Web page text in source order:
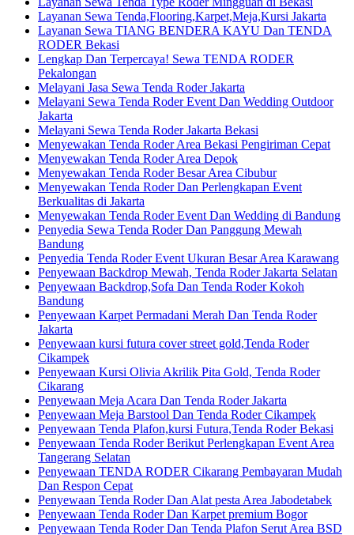
Layanan Sewa Tenda,Flooring,Karpet,Meja,Kursi Jakarta
Layanan Sewa TIANG BENDERA KAYU Dan TENDA
RODER Bekasi
Lengkap Dan Terpercaya! Sewa TENDA RODER
Pekalongan
Melayani Jasa Sewa Tenda Roder Jakarta
Melayani Sewa Tenda Roder Event Dan Wedding Outdoor
Jakarta
Melayani Sewa Tenda Roder Jakarta Bekasi
Menyewakan Tenda Roder Area Bekasi Pengiriman Cepat
Menyewakan Tenda Roder Area Depok
Menyewakan Tenda Roder Besar Area Cibubur
Menyewakan Tenda Roder Dan Perlengkapan Event
Berkualitas di Jakarta
Menyewakan Tenda Roder Event Dan Wedding di Bandung
Penyedia Sewa Tenda Roder Dan Panggung Mewah
Bandung
Penyedia Tenda Roder Event Ukuran Besar Area Karawang
Penyewaan Backdrop Mewah, Tenda Roder Jakarta Selatan
Penyewaan Backdrop,Sofa Dan Tenda Roder Kokoh
Bandung
Penyewaan Karpet Permadani Merah Dan Tenda Roder
Jakarta
Penyewaan kursi futura cover street gold,Tenda Roder
Cikampek
Penyewaan Kursi Olivia Akrilik Pita Gold, Tenda Roder
Cikarang
Penyewaan Meja Acara Dan Tenda Roder Jakarta
Penyewaan Meja Barstool Dan Tenda Roder Cikampek
Penyewaan Tenda Plafon,kursi Futura,Tenda Roder Bekasi
Penyewaan Tenda Roder Berikut Perlengkapan Event Area
Tangerang Selatan
Penyewaan TENDA RODER Cikarang Pembayaran Mudah
Dan Respon Cepat
Penyewaan Tenda Roder Dan Alat pesta Area Jabodetabek
Penyewaan Tenda Roder Dan Karpet premium Bogor
Penyewaan Tenda Roder Dan Tenda Plafon Serut Area BSD